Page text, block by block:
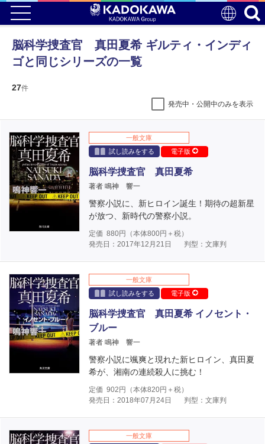
脳科学捜査官 真田夏希 ギルティ・インディ
ゴと同じシリーズの一覧
27件
発売中・公開中のみを表示
一般文庫
試し読みをする
電子版
脳科学捜査官 真田夏希
著者 鳴神 響一
警察小説に、新ヒロイン誕生！期待の超新星
が放つ、新時代の警察小説。
定価 880円（本体800円＋税）
発売日：2017年12月21日
判型：文庫判
一般文庫
試し読みをする
電子版
脳科学捜査官 真田夏希 イノセント・
ブルー
著者 鳴神 響一
警察小説に颯爽と現れた新ヒロイン、真田夏
希が、湘南の連続殺人に挑む！
定価 902 円（本体820円＋税）
発売日：2018年07月24日
判型：文庫判
一般文庫